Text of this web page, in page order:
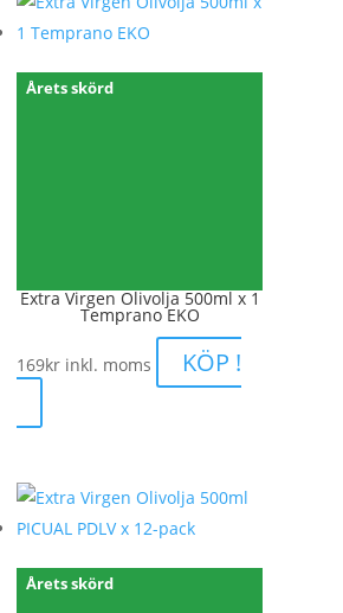
Årets skörd
Extra Virgen Olivolja 500ml x 1
Temprano EKO
169kr inkl. moms KÖP !
Årets skörd